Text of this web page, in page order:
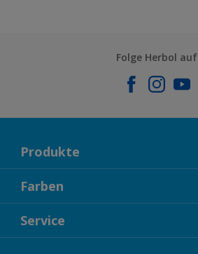
Folge Herbol auf
Produkte
FASSADENFARBEN
INNENFARBEN
LACKE
Farben
KOLLEKTIONEN
FARBTRENDS
Service